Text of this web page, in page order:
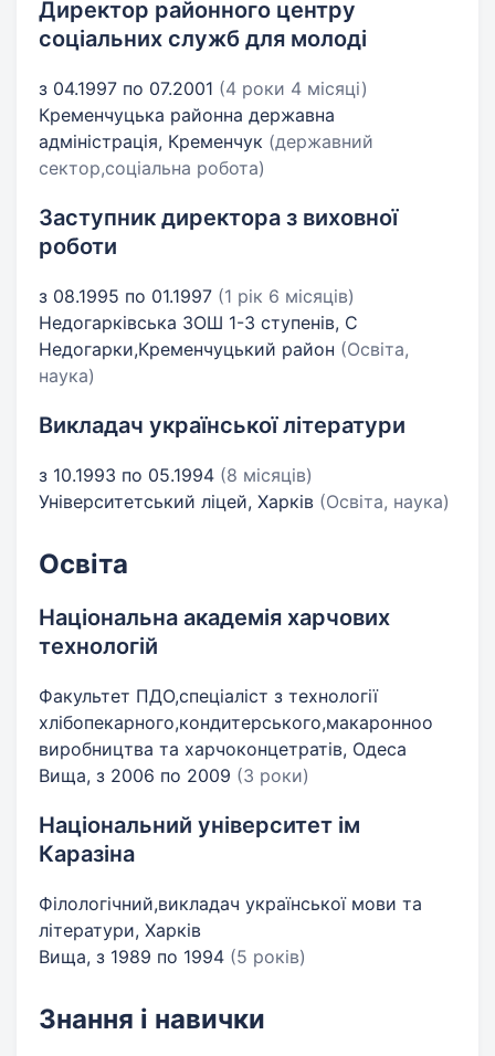
Директор районного центру
соціальних служб для молоді
з 04.1997 по 07.2001 (4 роки 4 місяці)
Кременчуцька районна державна
адміністрація, Кременчук (державний
сектор,соціальна робота)
Заступник директора з виховної
роботи
з 08.1995 по 01.1997 (1 рік 6 місяців)
Недогарківська ЗОШ 1-3 ступенів, С
Недогарки,Кременчуцький район (Освіта,
наука)
Викладач української літератури
з 10.1993 по 05.1994 (8 місяців)
Університетський ліцей, Харків (Освіта, наука)
Освіта
Національна академія харчових
технологій
Факультет ПДО,спеціаліст з технології
хлібопекарного,кондитерського,макаронноо
виробництва та харчоконцетратів, Одеса
Вища, з 2006 по 2009 (3 роки)
Національний університет ім
Каразіна
Філологічний,викладач української мови та
літератури, Харків
Вища, з 1989 по 1994 (5 років)
Знання і навички